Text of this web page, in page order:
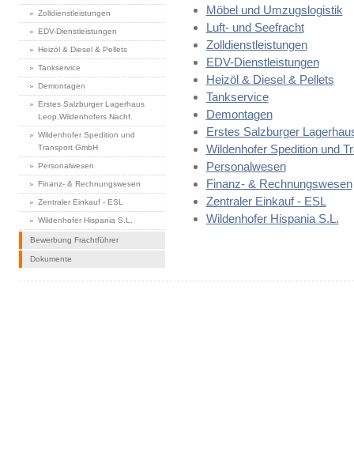
Zolldienstleistungen
EDV-Dienstleistungen
Heizöl & Diesel & Pellets
Tankservice
Demontagen
Erstes Salzburger Lagerhaus
Leop.Wildenhofers Nachf.
Wildenhofer Spedition und
Transport GmbH
Personalwesen
Finanz- & Rechnungswesen
Zentraler Einkauf - ESL
Wildenhofer Hispania S.L.
Bewerbung Frachtführer
Dokumente
Möbel und Umzugslogistik
Luft- und Seefracht
Zolldienstleistungen
EDV-Dienstleistungen
Heizöl & Diesel & Pellets
Tankservice
Demontagen
Erstes Salzburger
Wildenhofer Spedition und
Personalwesen
Finanz- & Rechnungswesen
Zentraler Einkauf - ESL
Wildenhofer Hispania S.L.